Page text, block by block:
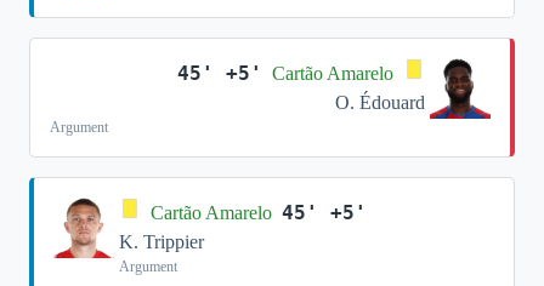
45' +5'
Cartão Amarelo
O. Édouard
Argument
Cartão Amarelo 45' +5'
K. Trippier
Argument